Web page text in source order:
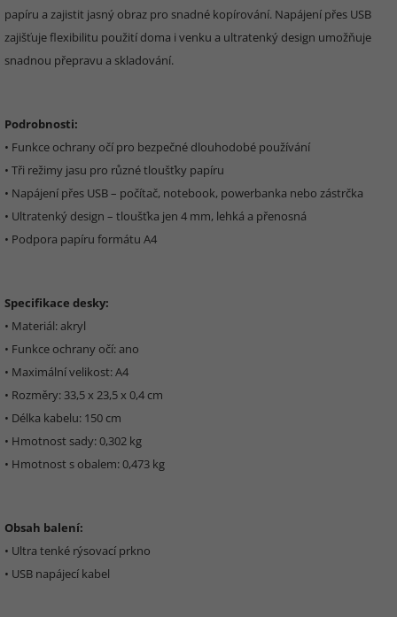
papíru a zajistit jasný obraz pro snadné kopírování. Napájení přes USB
zajišťuje flexibilitu použití doma i venku a ultratenký design umožňuje
snadnou přepravu a skladování.
Podrobnosti:
• Funkce ochrany očí pro bezpečné dlouhodobé používání
• Tři režimy jasu pro různé tloušťky papíru
• Napájení přes USB – počítač, notebook, powerbanka nebo zástrčka
• Ultratenký design – tloušťka jen 4 mm, lehká a přenosná
• Podpora papíru formátu A4
Specifikace desky:
• Materiál: akryl
• Funkce ochrany očí: ano
• Maximální velikost: A4
• Rozměry: 33,5 x 23,5 x 0,4 cm
• Délka kabelu: 150 cm
• Hmotnost sady: 0,302 kg
• Hmotnost s obalem: 0,473 kg
Obsah balení:
• Ultra tenké rýsovací prkno
• USB napájecí kabel